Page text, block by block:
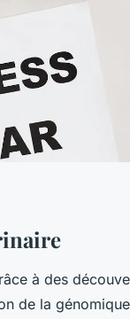
à des
de la